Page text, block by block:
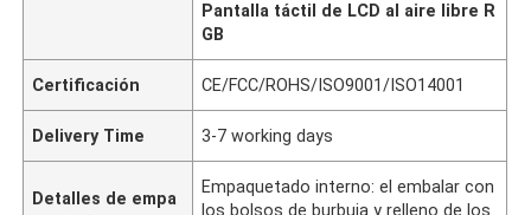
Pantalla táctil de LCD al aire libre R
GB
Certificación CE/FCC/ROHS/ISO9001/ISO14001
Delivery Time 3-7 working days
Detalles de empa
Empaquetado interno: el embalar con
los bolsos de burbuja y relleno de los